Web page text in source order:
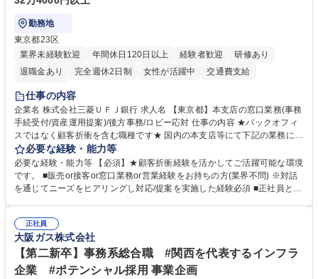
勤務地
東京都23区
業界未経験歓迎
年間休日120日以上 経験者歓迎
研修あり
退職金あり
完全週休2日制 女性が活躍中
交通費支給
土日祝休み
仕事の内容
企業名 株式会社三菱ＵＦＪ銀行 求人名 【東京都】本支店の窓口業務(事務
手続受付/資産運用提案)/後方事務/ロビー応対 仕事の内容 ★バックオフィ
スではなく顧客折衝を含む職種です★ 国内の本支店等にて下記の業務に従
事していただきます。 ■窓口/後方/ロビーにて事務手続等の受付・オペレ
ーション、お客様対応 ■窓口にて、ご来店された個人のお客様に対して金
融商品のご提案 ■効率的な事務運用の検討・構築等 ≪業務紹介：ご応募前
に必ずご覧ください≫ ※記事 https://www.mysite.bk.mufg.jp/career/circle/
必要な経験・能力等
必要な経験・能力等 【必須】★顧客折衝経験を活かしてご活躍可能な環境
です。 ■販売or接客or窓口業務or営業経験をお持ちの方(業界不問) ※対話
を通じてニーズをヒアリングし対応/提案を実施した経験必須 ■正社員とし
るので安心して入行いただけます。 幅広いキャリアの選択肢があり、公募
や社内副業等を活用し、 一人ひとりが挑戦できるカルチャーが浸透してい
ます。 学歴・資格 学歴：大学院 大学 高専 短大 専修学校 高校 語学力：
資格：
正社員
大阪ガス株式会社
【第二新卒】事務系総合職 #関西を代表するインフラ
企業 #ポテンシャル採用 事業企画